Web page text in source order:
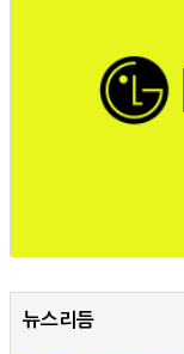
뉴스리듬